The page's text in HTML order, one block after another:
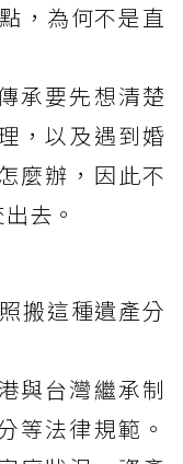
，為何不是直
承要先想清楚
，以及遇到婚
麼辦，因此不
去。
搬這種遺產分
與台灣繼承制
等法律規範。